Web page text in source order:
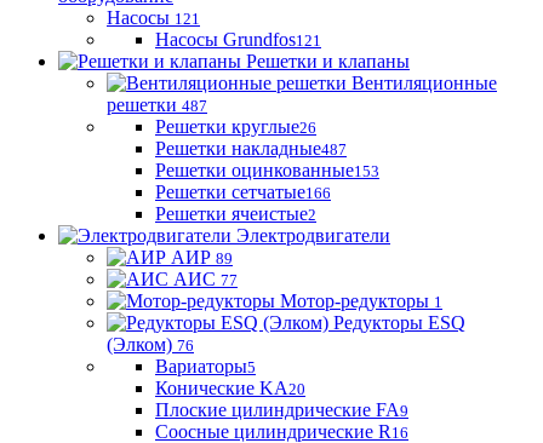
Насосы 121
Насосы Grundfos121
Решетки и клапаны
Вентиляционные
решетки 487
Решетки круглые26
Решетки накладные487
Решетки оцинкованные153
Решетки сетчатые166
Решетки ячеистые2
Электродвигатели
АИР 89
АИС 77
Мотор-редукторы 1
Редукторы ESQ
(Элком) 76
Вариаторы5
Конические KA20
Плоские цилиндрические FA9
Соосные цилиндрические R 16